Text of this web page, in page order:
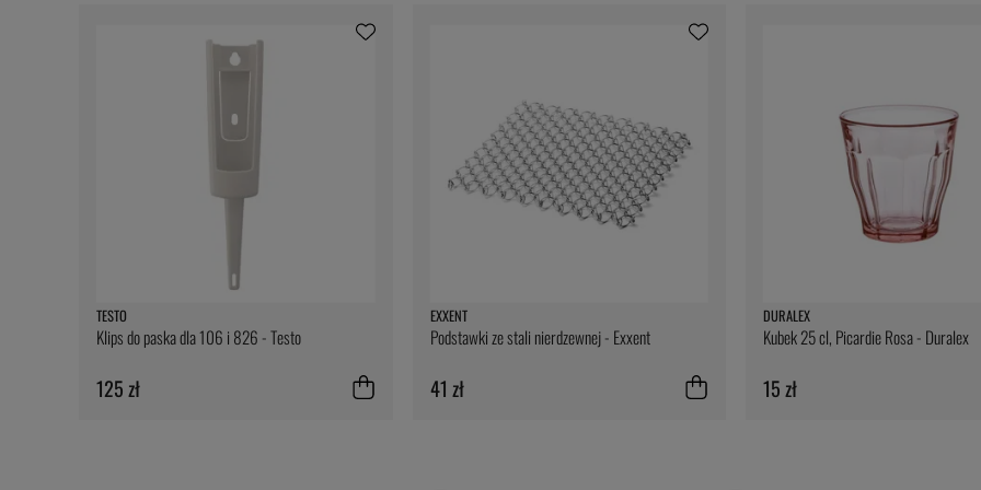
TESTO
Klips do paska dla 106 i 826 - Testo
125 zł
EXXENT
Podstawki ze stali nierdzewnej - Exxent
41 zł
DURALEX
Kubek 25 cl, Picardie Rosa - Duralex
15 zł